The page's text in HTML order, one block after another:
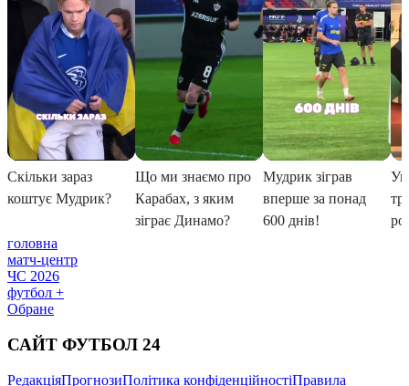
головна
матч-центр
ЧС 2026
футбол +
Обране
САЙТ ФУТБОЛ 24
РедакціяПрогнозиПолітика конфіденційностіПравила